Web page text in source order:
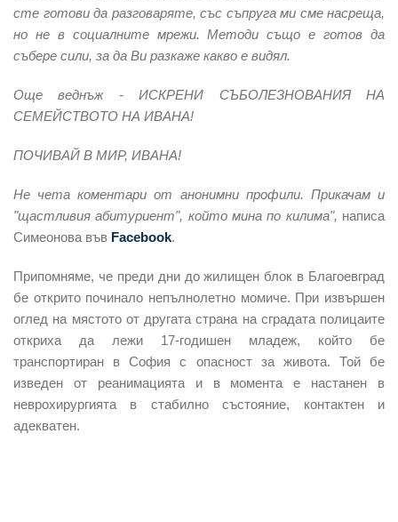
сте готови да разговаряте, със съпруга ми сме насреща,
но не в социалните мрежи. Методи също е готов да
събере сили, за да Ви разкаже какво е видял.
Още веднъж - ИСКРЕНИ СЪБОЛЕЗНОВАНИЯ НА
СЕМЕЙСТВОТО НА ИВАНА!
ПОЧИВАЙ В МИР, ИВАНА!
Не чета коментари от анонимни профили. Прикачам и
"щастливия абитуриент", който мина по килима", написа
Симеонова във Facebook.
Припомняме, че преди дни до жилищен блок в Благоевград
бе открито починало непълнолетно момиче. При извършен
оглед на мястото от другата страна на сградата полицаите
откриха да лежи 17-годишен младеж, който бе
транспортиран в София с опасност за живота. Той бе
изведен от реанимацията и в момента е настанен в
неврохирургията в стабилно състояние, контактен и
адекватен.